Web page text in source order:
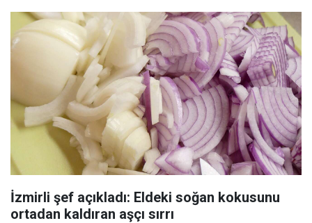
İzmirli şef açıkladı: Eldeki soğan kokusunu
ortadan kaldıran aşçı sırrı